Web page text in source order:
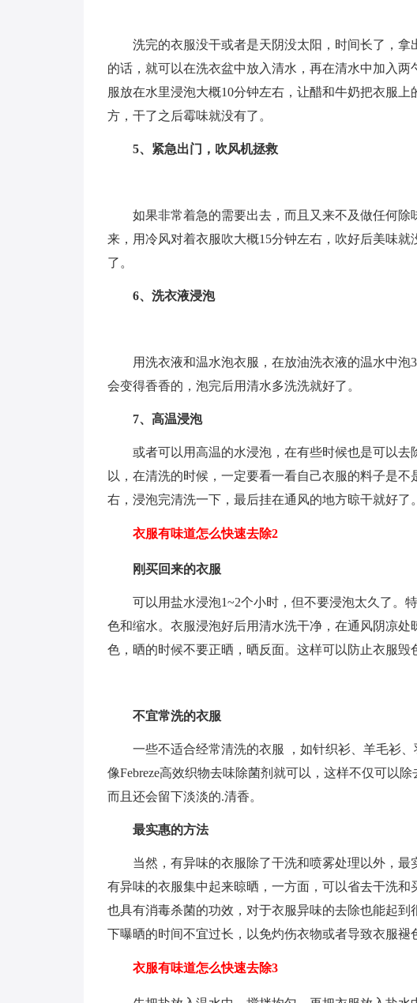
洗完的衣服没干或者是天阴没太阳，时间长了，
的话，就可以在洗衣盆中放入清水，再在清水中加入
服放在水里浸泡大概10分钟左右，让醋和牛奶把衣服
方，干了之后霉味就没有了。
5、紧急出门，吹风机拯救
如果非常着急的需要出去，而且又来不及做任何
来，用冷风对着衣服吹大概15分钟左右，吹好后美味
了。
6、洗衣液浸泡
用洗衣液和温水泡衣服，在放油洗衣液的温水中
会变得香香的，泡完后用清水多洗洗就好了。
7、高温浸泡
或者可以用高温的水浸泡，在有些时候也是可以
以，在清洗的时候，一定要看一看自己衣服的料子是
右，浸泡完清洗一下，最后挂在通风的地方晾干就好了。
衣服有味道怎么快速去除2
刚买回来的衣服
可以用盐水浸泡1~2个小时，但不要浸泡太久了。
色和缩水。衣服浸泡好后用清水洗干净，在通风阴凉
色，晒的时候不要正晒，晒反面。这样可以防止衣服毁
不宜常洗的衣服
一些不适合经常清洗的衣服 ，如针织衫、羊毛衫
像Febreze高效织物去味除菌剂就可以，这样不仅可以
而且还会留下淡淡的.清香。
最实惠的方法
当然，有异味的衣服除了干洗和喷雾处理以外，
有异味的衣服集中起来晾晒，一方面，可以省去干洗
也具有消毒杀菌的功效，对于衣服异味的去除也能起
下曝晒的时间不宜过长，以免灼伤衣物或者导致衣服褪
衣服有味道怎么快速去除3